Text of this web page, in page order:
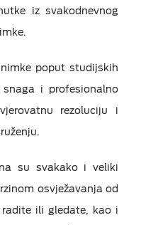
iz svakodnevnog
poput studijskih
snaga i profesionalno
rezoluciju i
su svakako i veliki
osvježavanja od
ili gledate, kao i